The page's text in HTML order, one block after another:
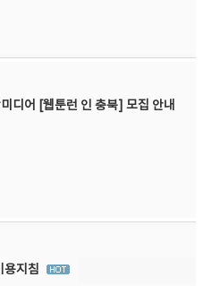
디어 [웹툰런 인 충북] 모집 안내
용지침